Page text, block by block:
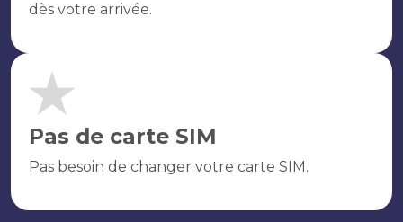
dès votre arrivée.
Pas de carte SIM
Pas besoin de changer votre carte SIM.